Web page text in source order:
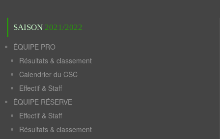
SAISON 2021/2022
ÉQUIPE PRO
Résultats & classement
Calendrier du CSC
Effectif & Staff
ÉQUIPE RÉSERVE
Effectif & Staff
Résultats & classement